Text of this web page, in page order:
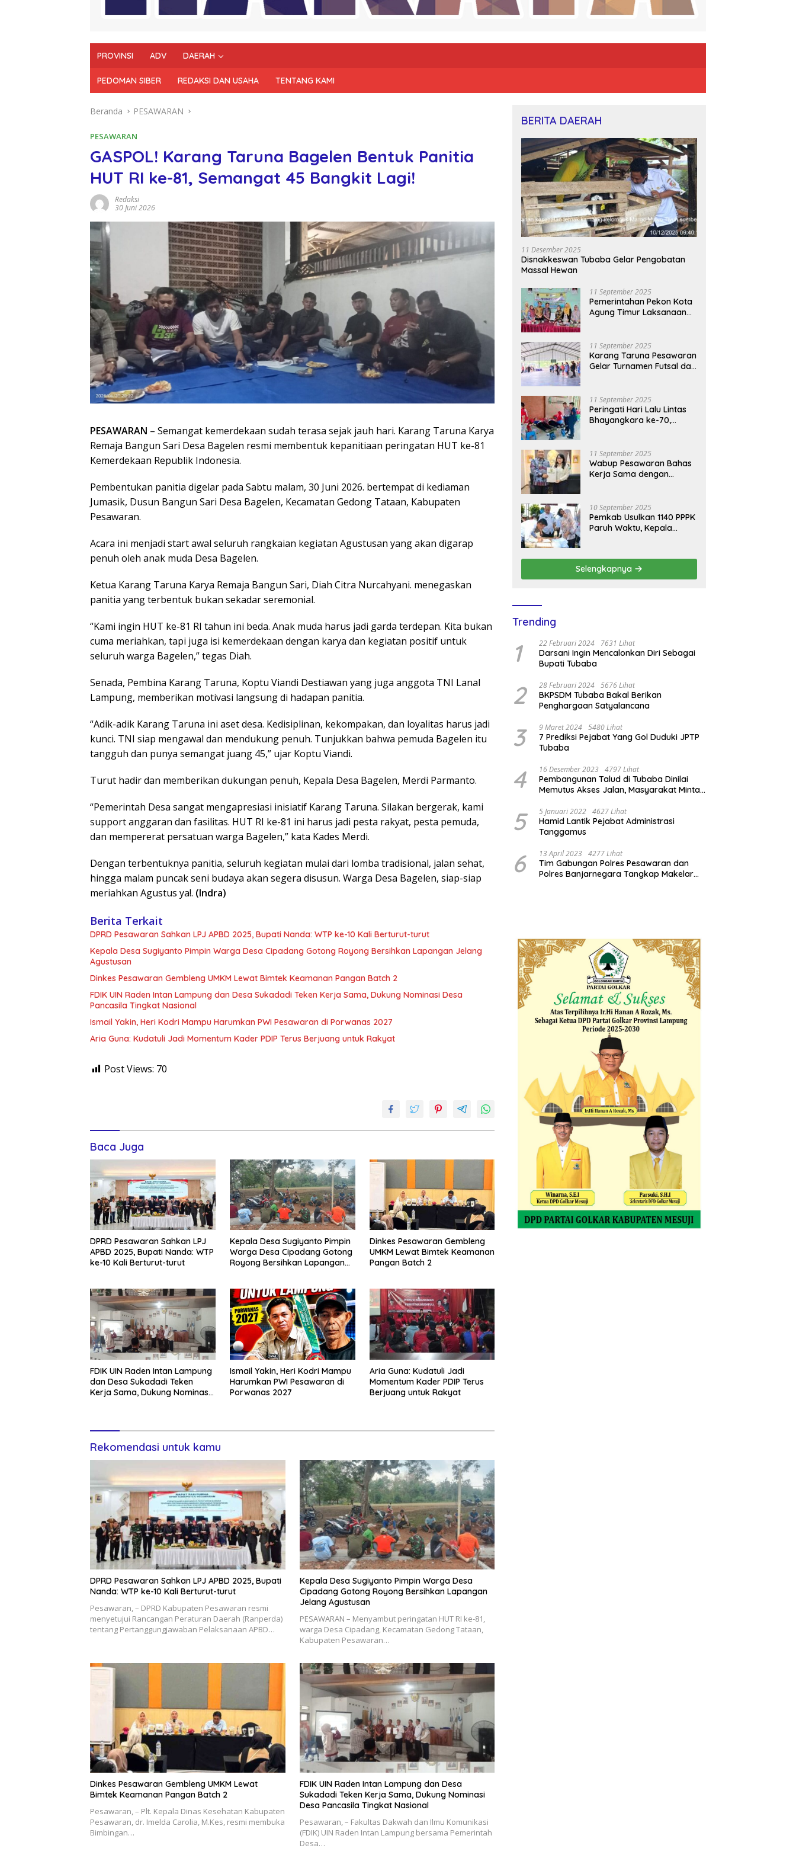
PROVINSI ADV DAERAH
PEDOMAN SIBER REDAKSI DAN USAHA TENTANG KAMI
Beranda PESAWARAN
PESAWARAN
GASPOL! Karang Taruna Bagelen Bentuk Panitia
HUT RI ke-81, Semangat 45 Bangkit Lagi!
Redaksi
30 Juni 2026
PESAWARAN – Semangat kemerdekaan sudah terasa sejak jauh hari. Karang Taruna Karya
Remaja Bangun Sari Desa Bagelen resmi membentuk kepanitiaan peringatan HUT ke-81
Kemerdekaan Republik Indonesia.
Pembentukan panitia digelar pada Sabtu malam, 30 Juni 2026. bertempat di kediaman
Jumasik, Dusun Bangun Sari Desa Bagelen, Kecamatan Gedong Tataan, Kabupaten
Pesawaran.
Acara ini menjadi start awal seluruh rangkaian kegiatan Agustusan yang akan digarap
penuh oleh anak muda Desa Bagelen.
Ketua Karang Taruna Karya Remaja Bangun Sari, Diah Citra Nurcahyani. menegaskan
panitia yang terbentuk bukan sekadar seremonial.
“Kami ingin HUT ke-81 RI tahun ini beda. Anak muda harus jadi garda terdepan. Kita bukan
cuma meriahkan, tapi juga isi kemerdekaan dengan karya dan kegiatan positif untuk
seluruh warga Bagelen,” tegas Diah.
Senada, Pembina Karang Taruna, Koptu Viandi Destiawan yang juga anggota TNI Lanal
Lampung, memberikan motivasi langsung di hadapan panitia.
“Adik-adik Karang Taruna ini aset desa. Kedisiplinan, kekompakan, dan loyalitas harus jadi
kunci. TNI siap mengawal dan mendukung penuh. Tunjukkan bahwa pemuda Bagelen itu
tangguh dan punya semangat juang 45,” ujar Koptu Viandi.
Turut hadir dan memberikan dukungan penuh, Kepala Desa Bagelen, Merdi Parmanto.
“Pemerintah Desa sangat mengapresiasi inisiatif Karang Taruna. Silakan bergerak, kami
support anggaran dan fasilitas. HUT RI ke-81 ini harus jadi pesta rakyat, pesta pemuda,
dan mempererat persatuan warga Bagelen,” kata Kades Merdi.
Dengan terbentuknya panitia, seluruh kegiatan mulai dari lomba tradisional, jalan sehat,
hingga malam puncak seni budaya akan segera disusun. Warga Desa Bagelen, siap-siap
meriahkan Agustus ya!. (Indra)
Berita Terkait
DPRD Pesawaran Sahkan LPJ APBD 2025, Bupati Nanda: WTP ke-10 Kali Berturut-turut
Kepala Desa Sugiyanto Pimpin Warga Desa Cipadang Gotong Royong Bersihkan Lapangan Jelang
Agustusan
Dinkes Pesawaran Gembleng UMKM Lewat Bimtek Keamanan Pangan Batch 2
FDIK UIN Raden Intan Lampung dan Desa Sukadadi Teken Kerja Sama, Dukung Nominasi Desa
Pancasila Tingkat Nasional
Ismail Yakin, Heri Kodri Mampu Harumkan PWI Pesawaran di Porwanas 2027
Aria Guna: Kudatuli Jadi Momentum Kader PDIP Terus Berjuang untuk Rakyat
Post Views: 70
Baca Juga
DPRD Pesawaran Sahkan LPJ
APBD 2025, Bupati Nanda: WTP
ke-10 Kali Berturut-turut
Kepala Desa Sugiyanto Pimpin
Warga Desa Cipadang Gotong
Royong Bersihkan Lapangan
Dinkes Pesawaran Gembleng
UMKM Lewat Bimtek Keamanan
Pangan Batch 2
FDIK UIN Raden Intan Lampung
dan Desa Sukadadi Teken
Kerja Sama, Dukung Nominasi
Ismail Yakin, Heri Kodri Mampu
Harumkan PWI Pesawaran di
Porwanas 2027
Aria Guna: Kudatuli Jadi
Momentum Kader PDIP Terus
Berjuang untuk Rakyat
Rekomendasi untuk kamu
DPRD Pesawaran Sahkan LPJ APBD 2025, Bupati
Nanda: WTP ke-10 Kali Berturut-turut
Pesawaran, – DPRD Kabupaten Pesawaran resmi
menyetujui Rancangan Peraturan Daerah (Ranperda)
tentang Pertanggungjawaban Pelaksanaan APBD…
Kepala Desa Sugiyanto Pimpin Warga Desa
Cipadang Gotong Royong Bersihkan Lapangan
Jelang Agustusan
PESAWARAN – Menyambut peringatan HUT RI ke-81,
warga Desa Cipadang, Kecamatan Gedong Tataan,
Kabupaten Pesawaran…
Dinkes Pesawaran Gembleng UMKM Lewat
Bimtek Keamanan Pangan Batch 2
Pesawaran, – Plt. Kepala Dinas Kesehatan Kabupaten
Pesawaran, dr. Imelda Carolia, M.Kes, resmi membuka
Bimbingan…
FDIK UIN Raden Intan Lampung dan Desa
Sukadadi Teken Kerja Sama, Dukung Nominasi
Desa Pancasila Tingkat Nasional
Pesawaran, – Fakultas Dakwah dan Ilmu Komunikasi
(FDIK) UIN Raden Intan Lampung bersama Pemerintah
Desa…
BERITA DAERAH
11 Desember 2025
Disnakkeswan Tubaba Gelar Pengobatan
Massal Hewan
11 September 2025
Pemerintahan Pekon Kota
Agung Timur Laksanaan
2026
11 September 2025
Karang Taruna Pesawaran
Gelar Turnamen Futsal dan
11 September 2025
Peringati Hari Lalu Lintas
Bhayangkara ke-70,
Darah Sejuta Harapan
11 September 2025
Wabup Pesawaran Bahas
Kerja Sama dengan
10 September 2025
Pemkab Usulkan 1140 PPPK
Paruh Waktu, Kepala
Selengkapnya
Trending
1 22 Februari 2024 7631 Lihat
Darsani Ingin Mencalonkan Diri Sebagai
Bupati Tubaba
2 28 Februari 2024 5676 Lihat
BKPSDM Tubaba Bakal Berikan
Penghargaan Satyalancana
3 9 Maret 2024 5480 Lihat
7 Prediksi Pejabat Yang Gol Duduki JPTP
Tubaba
4 16 Desember 2023 4797 Lihat
Pembangunan Talud di Tubaba Dinilai
Memutus Akses Jalan, Masyarakat Minta
5 5 Januari 2022 4627 Lihat
Hamid Lantik Pejabat Administrasi
Tanggamus
6 13 April 2023 4277 Lihat
Tim Gabungan Polres Pesawaran dan
Polres Banjarnegara Tangkap Makelar